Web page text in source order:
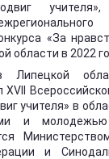
«За
области в 2022
XVII
учителя» в
и
и